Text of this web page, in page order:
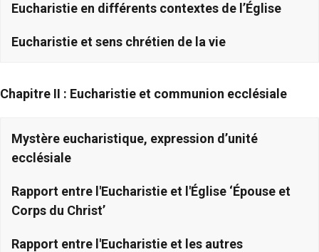
Eucharistie en différents contextes de l’Église
Eucharistie et sens chrétien de la vie
Chapitre II : Eucharistie et communion ecclésiale
Mystère eucharistique, expression d’unité
ecclésiale
Rapport entre l'Eucharistie et l'Église ‘Épouse et
Corps du Christ’
Rapport entre l'Eucharistie et les autres